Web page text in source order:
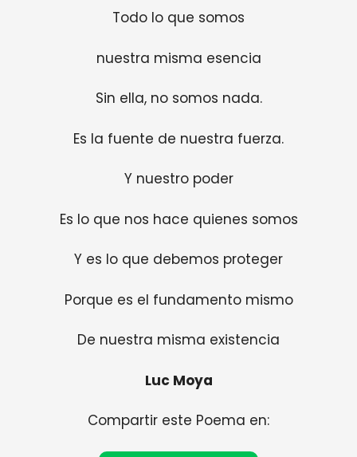
Todo lo que somos
nuestra misma esencia
Sin ella, no somos nada.
Es la fuente de nuestra fuerza.
Y nuestro poder
Es lo que nos hace quienes somos
Y es lo que debemos proteger
Porque es el fundamento mismo
De nuestra misma existencia
Luc Moya
Compartir este Poema en: